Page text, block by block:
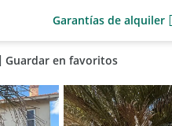
Garantías de alquiler
Guardar en favoritos